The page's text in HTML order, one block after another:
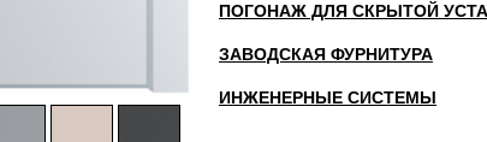
ПОГОНАЖ ДЛЯ СКРЫТОЙ
ЗАВОДСКАЯ ФУРНИТУРА
ИНЖЕНЕРНЫЕ СИСТЕМЫ